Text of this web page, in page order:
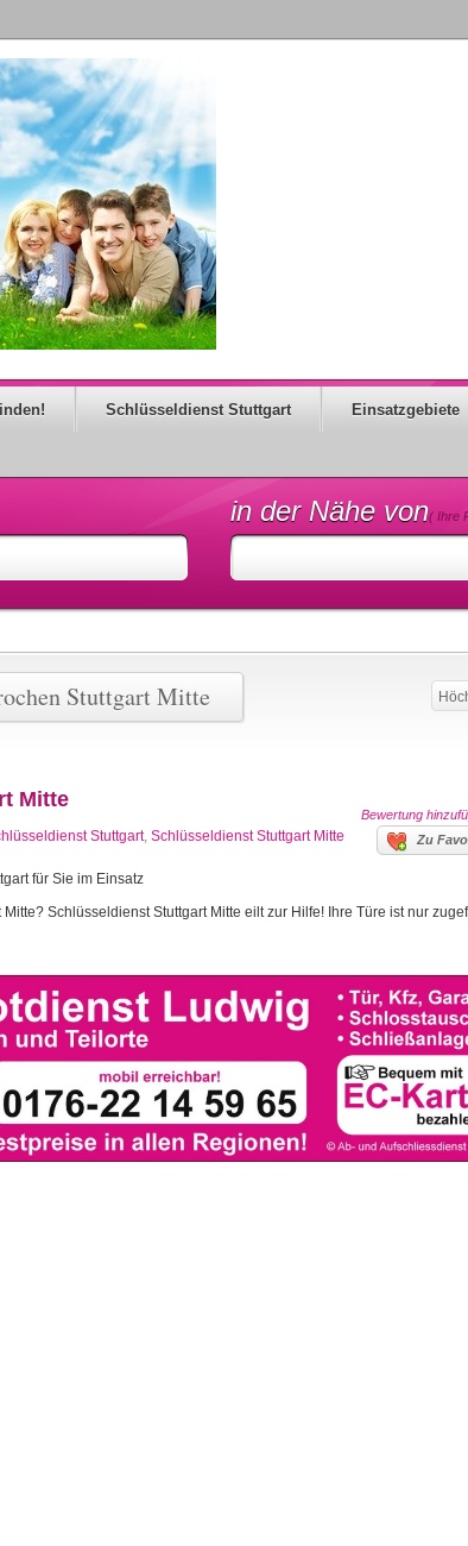
Schlüsseldienst Stuttgart Einsatzgebiete
in der Nähe von( Ihre
Stuttgart Mitte
Bewertung
Mitte
Stuttgart, Schlüsseldienst Stuttgart Mitte Zu
für Sie im Einsatz
Mitte? Schlüsseldienst Stuttgart Mitte eilt zur Hilfe! Ihre Türe ist nur